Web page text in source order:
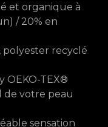
et organique à
/ 20% en
polyester recyclé
OEKO-TEX®
votre peau
sensation